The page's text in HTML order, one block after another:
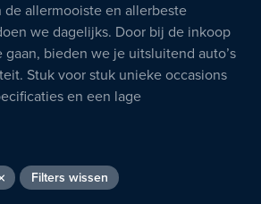
de allermooiste en allerbeste
we dagelijks. Door bij de inkoop
bieden we je uitsluitend auto’s
Stuk voor stuk unieke occasions
en een lage
Filters wissen